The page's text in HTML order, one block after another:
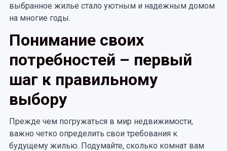
выбранное жилье стало уютным и надежным домом
на многие годы.
Понимание своих
потребностей – первый
шаг к правильному
выбору
Прежде чем погружаться в мир недвижимости,
важно четко определить свои требования к
будущему жилью. Подумайте, сколько комнат вам